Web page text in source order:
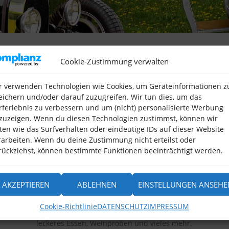
Cookie-Zustimmung verwalten
verwenden Technologien wie Cookies, um Geräteinformationen
und/oder darauf zuzugreifen. Wir tun dies, um das
zu verbessern und um (nicht) personalisierte Werbung
Wenn du diesen Technologien zustimmst, können wir
wie das Surfverhalten oder eindeutige IDs auf dieser Website
Wenn du deine Zustimmung nicht erteilst oder
können bestimmte Funktionen beeinträchtigt werden.
AKZEPTIEREN ABLEHNEN EINSTELLUNGEN
Cookie-RichtlinieDATENSCHUTZIMPRESSUM
AUSZEIT mit FREUNDEN
nehme Sie mit in meine kleine Auszeit mit besonderen
Genießen, sehen, riechen, spüren, schmecken
– bereits bekanntes mit anderen Augen sehen, Neues
– Zeit für eigene Entdeckungen, es darf auch mal Wellness
Natur und Kultur – Land und Leute
ausgefüllte Tage im Wechsel mit ruhiger Entspannung
an der frischen Luft mit kleinen Wanderungen oder E-Bike-
Stadtrundgänge durch enge Gassen,
leckeres Essen, Weinproben und vieles mehr.